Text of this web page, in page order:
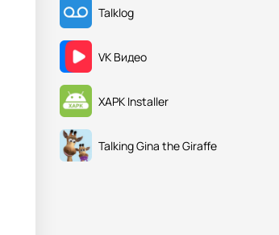
Talklog
VK Видео
XAPK Installer
Talking Gina the Giraffe